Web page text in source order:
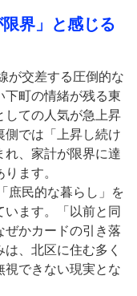
界」と感じる
が交差する圧倒的な
下町の情緒が残る東
しての人気が急上昇
側では「上昇し続け
れ、家計が限界に達
ます。
庶民的な暮らし」を
ます。「以前と同
ぜかカードの引き落
、北区に住む多く
視できない現実とな